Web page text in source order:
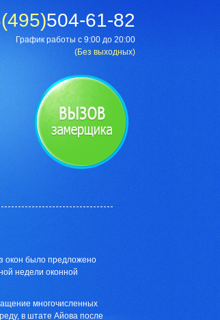
504-61-82
График работы с 9:00 до 20:00
(Без выходных)
окон было предложено
недели оконной
многочисленных
в штате Айова после